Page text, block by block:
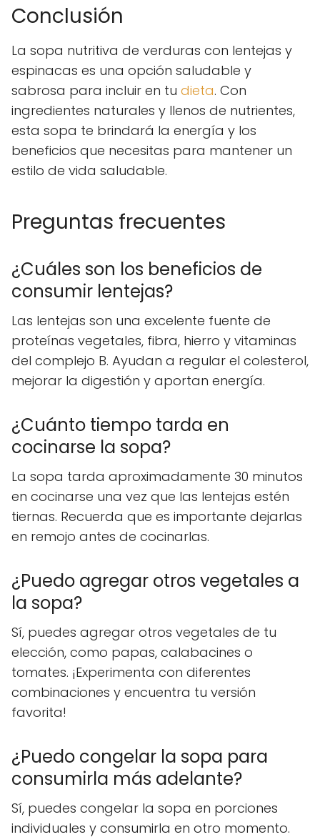
Conclusión
La sopa nutritiva de verduras con lentejas y
espinacas es una opción saludable y
sabrosa para incluir en tu dieta. Con
ingredientes naturales y llenos de nutrientes,
esta sopa te brindará la energía y los
beneficios que necesitas para mantener un
estilo de vida saludable.
Preguntas frecuentes
¿Cuáles son los beneficios de
consumir lentejas?
Las lentejas son una excelente fuente de
proteínas vegetales, fibra, hierro y vitaminas
del complejo B. Ayudan a regular el colesterol,
mejorar la digestión y aportan energía.
¿Cuánto tiempo tarda en
cocinarse la sopa?
La sopa tarda aproximadamente 30 minutos
en cocinarse una vez que las lentejas estén
tiernas. Recuerda que es importante dejarlas
en remojo antes de cocinarlas.
¿Puedo agregar otros vegetales a
la sopa?
Sí, puedes agregar otros vegetales de tu
elección, como papas, calabacines o
tomates. ¡Experimenta con diferentes
combinaciones y encuentra tu versión
favorita!
¿Puedo congelar la sopa para
consumirla más adelante?
Sí, puedes congelar la sopa en porciones
individuales y consumirla en otro momento.